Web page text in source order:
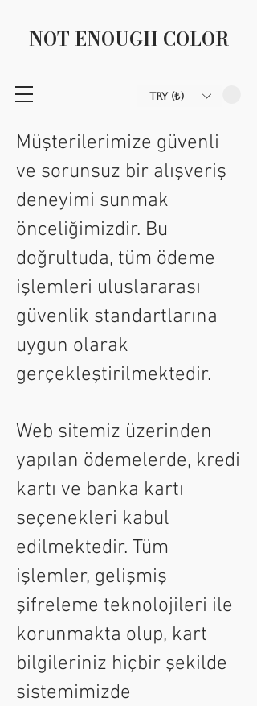
TRY (₺)
NOT ENOUGH COLOR
Müşterilerimize güvenli
ve sorunsuz bir alışveriş
deneyimi sunmak
önceliğimizdir. Bu
doğrultuda, tüm ödeme
işlemleri uluslararası
güvenlik standartlarına
uygun olarak
gerçekleştirilmektedir.
Web sitemiz üzerinden
yapılan ödemelerde, kredi
kartı ve banka kartı
seçenekleri kabul
edilmektedir. Tüm
işlemler, gelişmiş
şifreleme teknolojileri ile
korunmakta olup, kart
bilgileriniz hiçbir şekilde
sistemimizde